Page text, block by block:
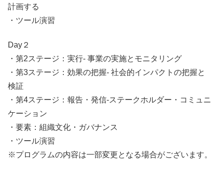
計画する
・ツール演習
Day２
・第2ステージ：実行- 事業の実施とモニタリング
・第3ステージ：効果の把握- 社会的インパクトの把握と
検証
・第4ステージ：報告・発信-ステークホルダー・コミュニ
ケーション
・要素：組織文化・ガバナンス
・ツール演習
※プログラムの内容は一部変更となる場合がございます。